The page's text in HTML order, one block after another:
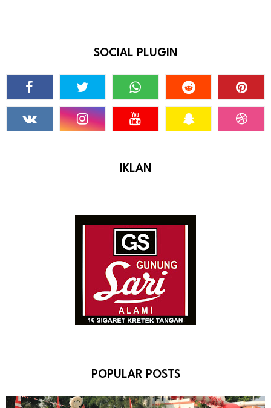
SOCIAL PLUGIN
IKLAN
POPULAR POSTS